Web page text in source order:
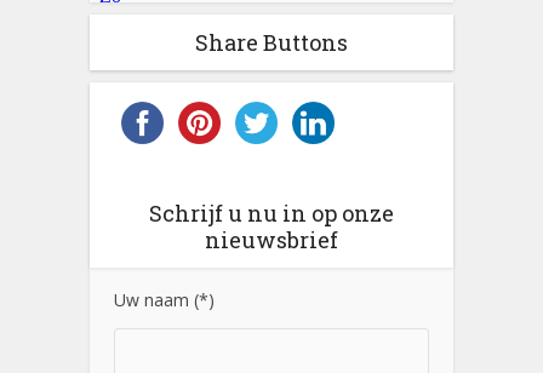
Share Buttons
Schrijf u nu in op onze
nieuwsbrief
Uw naam (*)